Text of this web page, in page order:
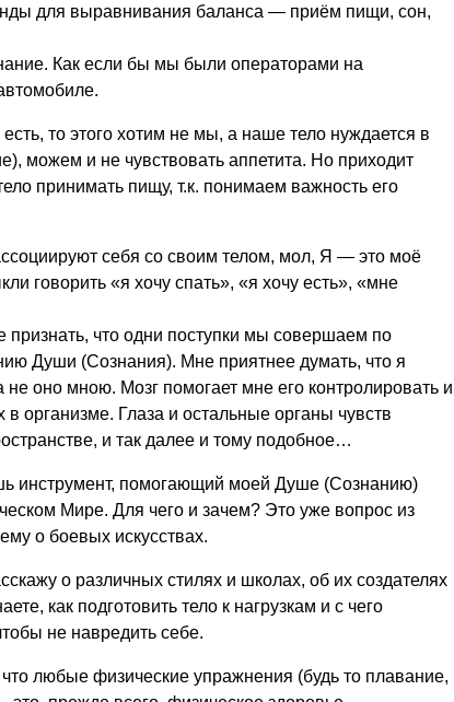
для выравнивания баланса — приём пищи, сон,
Как если бы мы были операторами на
то этого хотим не мы, а наше тело нуждается в
можем и не чувствовать аппетита. Но приходит
принимать пищу, т.к. понимаем важность его
себя со своим телом, мол, Я — это моё
говорить «я хочу спать», «я хочу есть», «мне
признать, что одни поступки мы совершаем по
Души (Сознания). Мне приятнее думать, что я
оно мною. Мозг помогает мне его контролировать и
организме. Глаза и остальные органы чувств
и так далее и тому подобное…
инструмент, помогающий моей Душе (Сознанию)
Мире. Для чего и зачем? Это уже вопрос из
о боевых искусствах.
о различных стилях и школах, об их создателях
как подготовить тело к нагрузкам и с чего
не навредить себе.
любые физические упражнения (будь то плавание,